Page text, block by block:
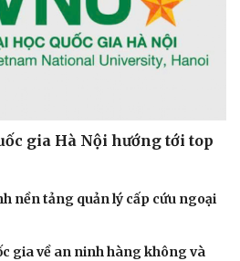
gia Hà Nội hướng tới top
nền tảng quản lý cấp cứu ngoại
gia về an ninh hàng không và